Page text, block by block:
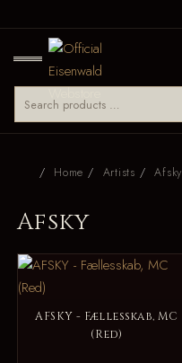
Home Artists Afsky
Afsky
AFSKY - Fællesskab, MC
(Red)